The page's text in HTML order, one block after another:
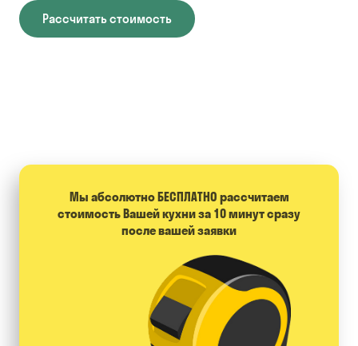
Рассчитать стоимость
Мы абсолютно БЕСПЛАТНО расcчитаем
стоимость Вашей кухни за 10 минут сразу
после вашей заявки